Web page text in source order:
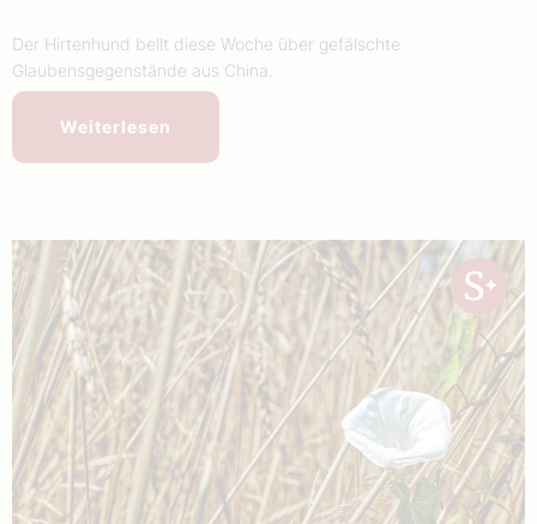
Der Hirtenhund bellt diese Woche über gefälschte
Glaubensgegenstände aus China.
Weiterlesen